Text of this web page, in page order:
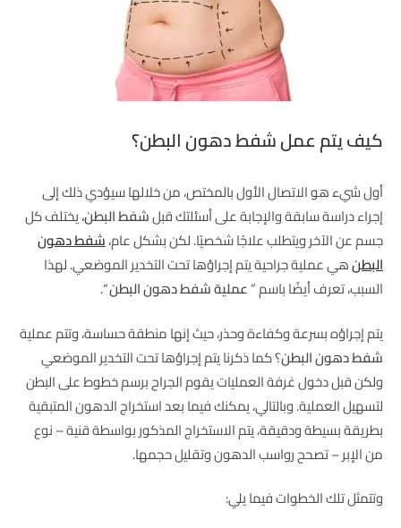
كيف يتم عمل شفط دهون البطن؟
أول شيء هو الاتصال الأول بالمختص، من خلالها سيؤدي ذلك إلى
إجراء دراسة سابقة والإجابة على أسئلتك قبلشفط البطن،يختلف كل
جسم عن الآخر ويتطلب علاجًا شخصيًا. لكن بشكل عام،شفط دهون
البطنهي عملية جراحية يتم إجراؤها تحت التخدير الموضعي. لهذا
السبب، تعرف أيضًا باسم ”عملية شفط دهون البطن“.
يتم إجراؤه بسرعة وكفاءة وحذر، حيث إنها منطقة حساسة، وتتم عملية
شفط دهون البطن؟ كما ذكرنا يتم إجراؤها تحت التخدير الموضعي
ولكن قبل دخول غرفة العمليات يقوم الجراح برسم خطوط على البطن
لتسهيل العملية. وبالتالي، يمكنك فيما بعد استخراج الدهون المتبقية
بطريقة بسيطة ودقيقة، يتم الاستخراج المذكور بواسطة قنية – نوع
من الإبر – تصحح رواسب الدهون وتقليل حجمها.
وتتمثل تلك الخطوات فيما يلي: